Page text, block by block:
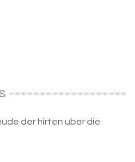
der hirten uber die